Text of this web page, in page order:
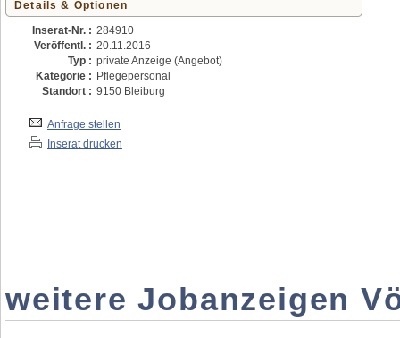
Details & Optionen
Inserat-Nr. : 284910
Veröffentl. : 20.11.2016
Typ : private Anzeige (Angebot)
Kategorie : Pflegepersonal
Standort : 9150 Bleiburg
Anfrage stellen
Inserat drucken
weitere Jobanzeigen